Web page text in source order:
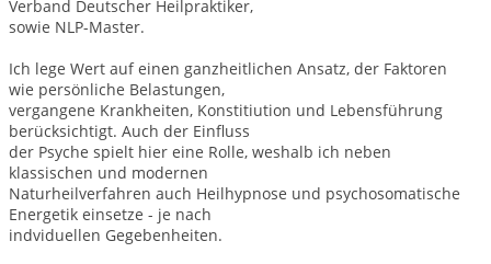
Verband Deutscher Heilpraktiker,
sowie NLP-Master.
Ich lege Wert auf einen ganzheitlichen Ansatz, der Faktoren
wie persönliche Belastungen,
vergangene Krankheiten, Konstitiution und Lebensführung
berücksichtigt. Auch der Einfluss
der Psyche spielt hier eine Rolle, weshalb ich neben
klassischen und modernen
Naturheilverfahren auch Heilhypnose und psychosomatische
Energetik einsetze - je nach
indviduellen Gegebenheiten.